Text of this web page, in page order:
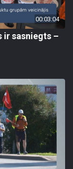
00:03:04
ir sasniegts –